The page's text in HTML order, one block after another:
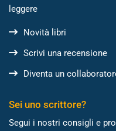
leggere
Novità libri
Scrivi una recensione
Diventa un
Sei uno scrittore?
Segui i nostri consigli e